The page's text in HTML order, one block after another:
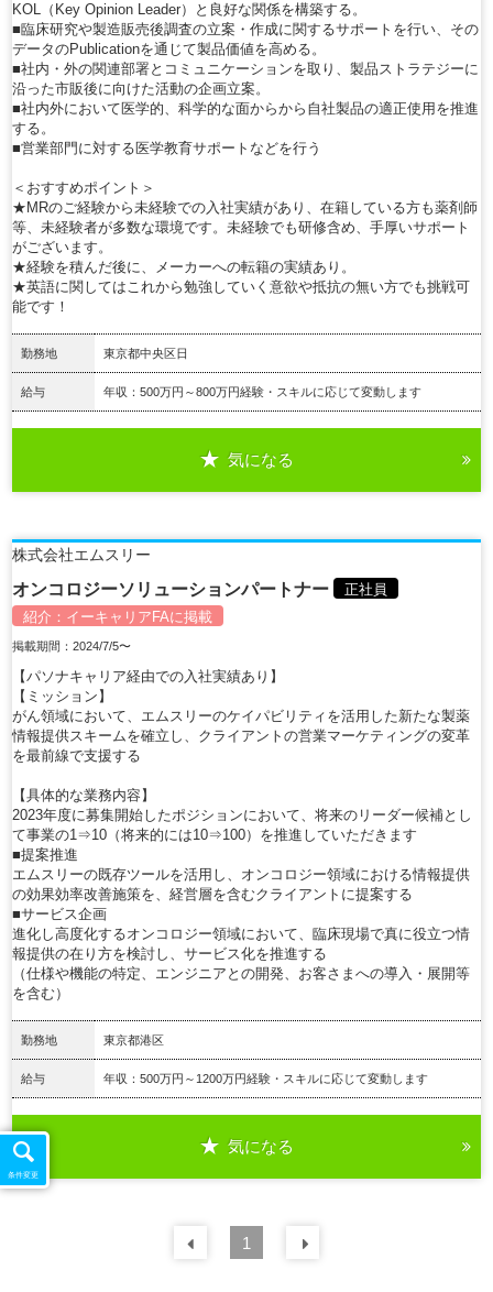
KOL（Key Opinion Leader）と良好な関係を構築する。
■臨床研究や製造販売後調査の立案・作成に関するサポートを行い、その
データのPublicationを通じて製品価値を高める。
■社内・外の関連部署とコミュニケーションを取り、製品ストラテジーに
沿った市販後に向けた活動の企画立案。
■社内外において医学的、科学的な面からから自社製品の適正使用を推進
する。
■営業部門に対する医学教育サポートなどを行う
＜おすすめポイント＞
★MRのご経験から未経験での入社実績があり、在籍している方も薬剤師
等、未経験者が多数な環境です。未経験でも研修含め、手厚いサポート
がございます。
★経験を積んだ後に、メーカーへの転籍の実績あり。
★英語に関してはこれから勉強していく意欲や抵抗の無い方でも挑戦可
能です！
勤務地 東京都中央区日
給与 年収：500万円～800万円経験・スキルに応じて変動します
気になる
株式会社エムスリー
オンコロジーソリューションパートナー
正社員
紹介： イーキャリアFAに掲載
掲載期間：2024/7/5〜
【パソナキャリア経由での入社実績あり】
【ミッション】
がん領域において、エムスリーのケイパビリティを活用した新たな製薬
情報提供スキームを確立し、クライアントの営業マーケティングの変革
を最前線で支援する
【具体的な業務内容】
2023年度に募集開始したポジションにおいて、将来のリーダー候補とし
て事業の1⇒10（将来的には10⇒100）を推進していただきます
■提案推進
エムスリーの既存ツールを活用し、オンコロジー領域における情報提供
の効果効率改善施策を、経営層を含むクライアントに提案する
■サービス企画
進化し高度化するオンコロジー領域において、臨床現場で真に役立つ情
報提供の在り方を検討し、サービス化を推進する
（仕様や機能の特定、エンジニアとの開発、お客さまへの導入・展開等
を含む）
勤務地 東京都港区
給与 年収：500万円～1200万円経験・スキルに応じて変動します
気になる
前の 件
1
条件変更